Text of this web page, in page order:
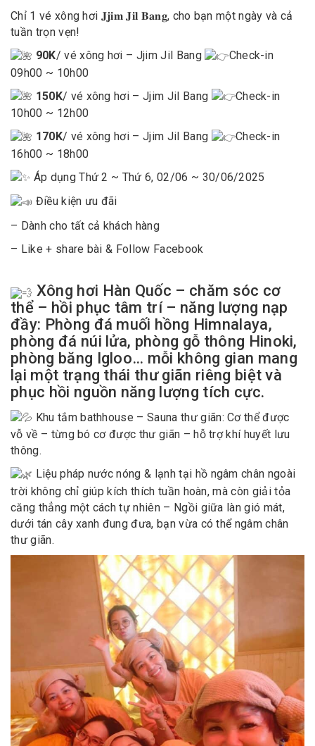
Chỉ 1 vé xông hơi 𝐉𝐣𝐢𝐦 𝐉𝐢𝐥 𝐁𝐚𝐧𝐠, cho bạn một ngày và cả
tuần trọn vẹn!
90K/ vé xông hơi – Jjim Jil Bang
Check-in
09h00 ~ 10h00
150K/ vé xông hơi – Jjim Jil Bang
Check-in
10h00 ~ 12h00
170K/ vé xông hơi – Jjim Jil Bang
Check-in
16h00 ~ 18h00
Áp dụng Thứ 2 ~ Thứ 6, 02/06 ~ 30/06/2025
Điều kiện ưu đãi
– Dành cho tất cả khách hàng
– Like + share bài & Follow Facebook
Xông hơi Hàn Quốc – chăm sóc cơ
thể – hồi phục tâm trí – năng lượng nạp
đầy: Phòng đá muối hồng Himnalaya,
phòng đá núi lửa, phòng gỗ thông Hinoki,
phòng băng Igloo… mỗi không gian mang
lại một trạng thái thư giãn riêng biệt và
phục hồi nguồn năng lượng tích cực.
Khu tắm bathhouse – Sauna thư giãn: Cơ thể được
vỗ về – từng bó cơ được thư giãn – hỗ trợ khí huyết lưu
thông.
Liệu pháp nước nóng & lạnh tại hồ ngâm chân ngoài
trời không chỉ giúp kích thích tuần hoàn, mà còn giải tỏa
căng thẳng một cách tự nhiên – Ngồi giữa làn gió mát,
dưới tán cây xanh đung đưa, bạn vừa có thể ngâm chân
thư giãn.